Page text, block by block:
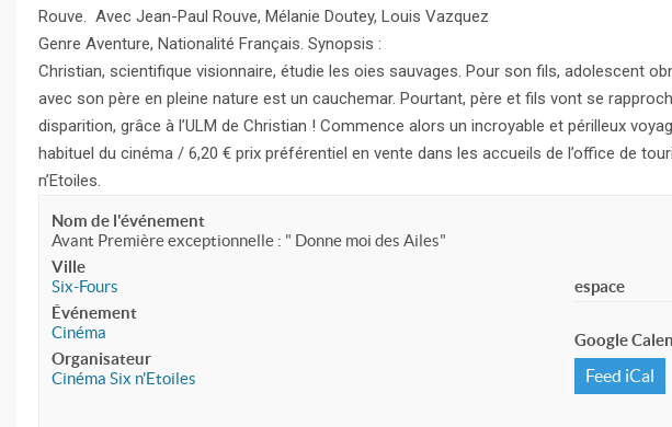
Rouve. Avec Jean-Paul Rouve, Mélanie Doutey, Louis Vazquez
Genre Aventure, Nationalité Français. Synopsis :
Christian, scientifique visionnaire, étudie les oies sauvages. Pour son fils, adolescent
avec son père en pleine nature est un cauchemar. Pourtant, père et fils vont se
disparition, grâce à l’ULM de Christian ! Commence alors un incroyable et périlleux
habituel du cinéma / 6,20 € prix préférentiel en vente dans les accueils de l’office de
n’Etoiles.
Nom de l'événement
Avant Première exceptionnelle : " Donne moi des Ailes"
Ville
Six-Fours
Événement
Cinéma
Organisateur
Cinéma Six n'Etoiles
espace
Google
Feed iCal